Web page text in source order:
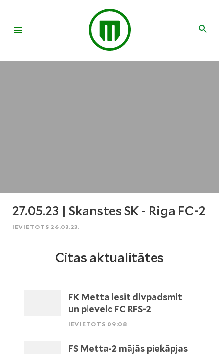
27.05.23 | Skanstes SK - Riga FC-2
IEVIETOTS 26.03.23.
Citas aktualitātes
FK Metta iesit divpadsmit
un pieveic FC RFS-2
IEVIETOTS 09:08
FS Metta-2 mājās piekāpjas